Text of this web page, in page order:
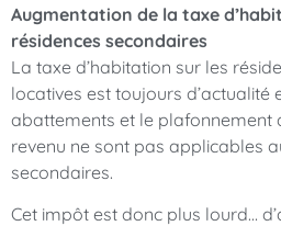
Augmentation de la taxe
résidences secondaires
La taxe d’habitation sur les
locatives est toujours d’actualité
abattements et le plafonnement
revenu ne sont pas applicables
secondaires.
Cet impôt est donc plus lourd…